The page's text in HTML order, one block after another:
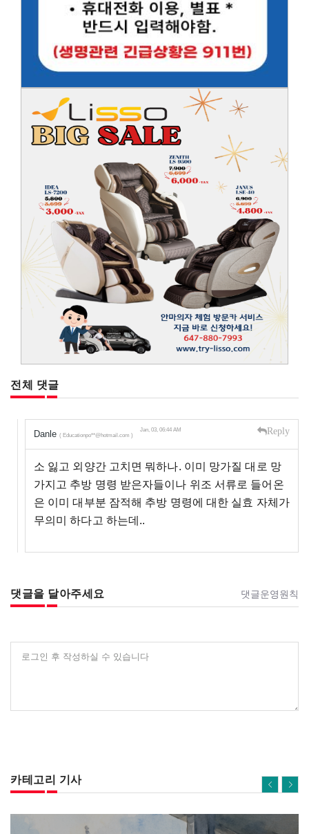
전체 댓글
Danle ( Educationpo**@hotmail.com )
Jan, 03, 06:44 AM Reply
소 잃고 외양간 고치면 뭐하나. 이미 망가질 대로 망
가지고 추방 명령 받은자들이나 위조 서류로 들어온
은 이미 대부분 잠적해 추방 명령에 대한 실효 자체가
무의미 하다고 하는데..
댓글을 달아주세요 댓글운영원칙
로그인 후 작성하실 수 있습니다
카테고리 기사